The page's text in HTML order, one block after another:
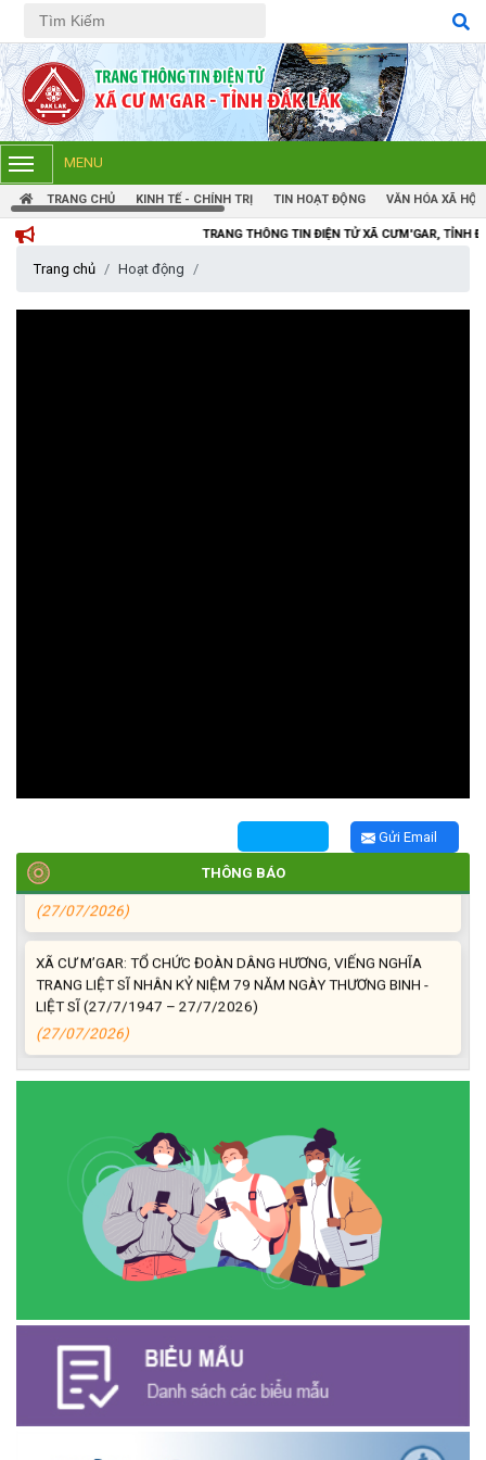
Tiếng Việt Tiếng Anh
MENU
TRANG CHỦ KINH TẾ - CHÍNH TRỊ TIN HOẠT ĐỘNG VĂN HÓA XÃ HỘI
TRANG THÔNG TIN ĐIỆN TỬ XÃ CƯM'GAR, TỈNH ĐẮK LẮK
Trang chủ Hoạt động
Gửi Email
THÔNG BÁO
HỘI NGƯỜI CAO TUỔI XÃ CƯ M’GAR: SƠ KẾT CÔNG TÁC HỘI 6
THÁNG ĐẦU NĂM VÀ KIỆN TOÀN TỔ CHỨC CHI HỘI SAU SÁP
NHẬP
(27/07/2026)
XÃ CƯ M’GAR: TỔ CHỨC ĐOÀN DÂNG HƯƠNG, VIẾNG NGHĨA
TRANG LIỆT SĨ NHÂN KỶ NIỆM 79 NĂM NGÀY THƯƠNG BINH -
LIỆT SĨ (27/7/1947 – 27/7/2026)
(27/07/2026)
ĐỒNG CHÍ PHAN XUÂN LỰC - CHỦ TỊCH UBND XÃ CƯ M’GAR
Phát biểu bế mạc Hội nghị Trung ương 3, khóa XIV của Tổng Bí
thư, Chủ tịch nước Tô Lâm
(26/07/2026)
VAY KÝ QUỸ ĐỐI VỚI NGƯỜI LAO ĐỘNG ĐI LÀM VIỆC TẠI HÀN
QUỐC
(24/07/2026)
BÁ SẢN PHẨM OCOP TẠI TUẦN LỄ NÔNG SẢN VÀ SẢN PHẨM